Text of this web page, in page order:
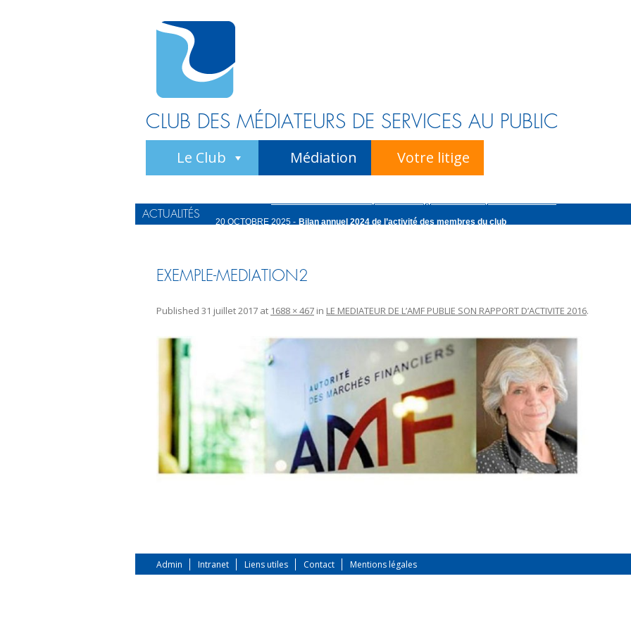
CLUB DES MÉDIATEURS DE SERVICES AU PUBLIC
Skip to content
Le Club Médiation Votre litige
ACTUALITÉS Bilan annuel 2024 de l’activité des membres du club
11 MAI 2026 - Le Médiateur du Notariat publie son rapport d’activité pour l’année 2025
EXEMPLE-MEDIATION2
Published 31 juillet 2017 at 1688 × 467 in LE MEDIATEUR DE L’AMF PUBLIE SON RAPPORT D’ACTIVITE 2016.
Admin Intranet Liens utiles Contact Mentions légales